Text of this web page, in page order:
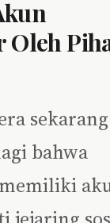
Oleh
bahwa
memiliki